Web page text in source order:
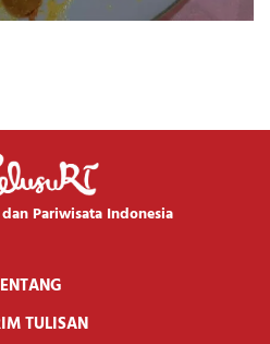
Pariwisata Indonesia
TULISAN